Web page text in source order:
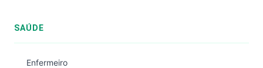
SAÚDE
Enfermeiro